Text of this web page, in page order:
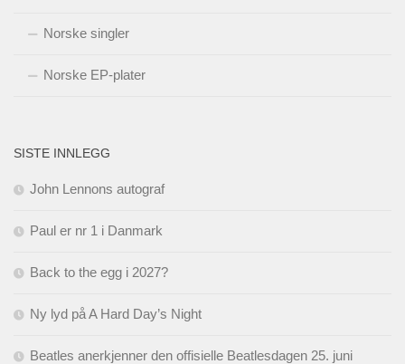
Norske singler
Norske EP-plater
SISTE INNLEGG
John Lennons autograf
Paul er nr 1 i Danmark
Back to the egg i 2027?
Ny lyd på A Hard Day’s Night
Beatles anerkjenner den offisielle Beatlesdagen 25. juni